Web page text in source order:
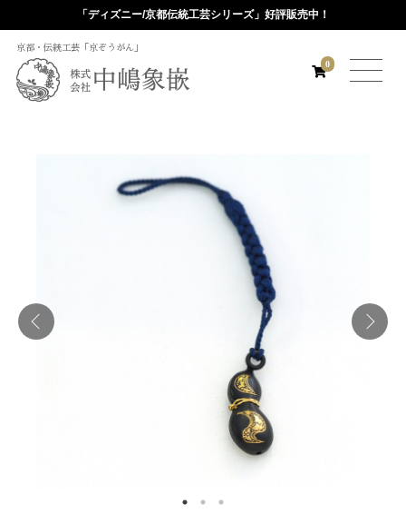
「ディズニー/京都伝統工芸シリーズ」好評販売中！
京都・伝統工芸「京ぞうがん」
0